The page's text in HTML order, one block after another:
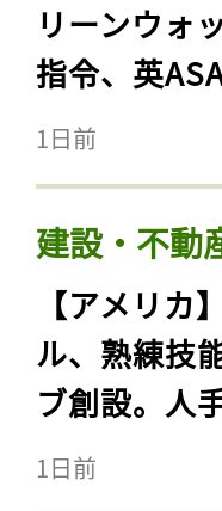
リーンウォ
指令、英
1日前
建設・不動
【アメリ
ル、熟練技
ブ創設。人
1日前